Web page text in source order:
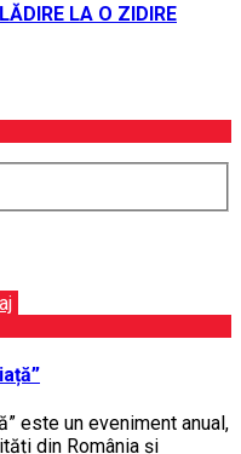
LA O ZIDIRE
este un eveniment a­nu­al,
din Ro­mânia și